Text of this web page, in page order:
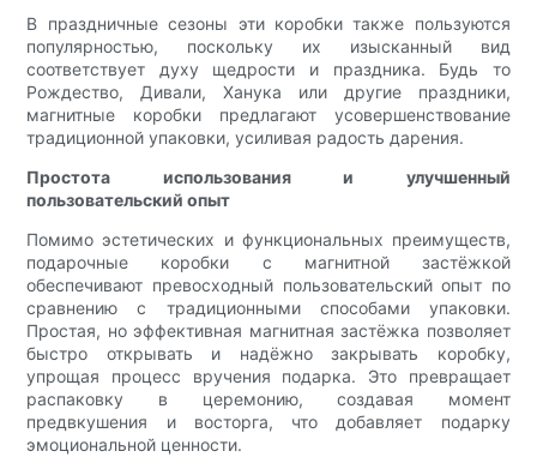
В праздничные сезоны эти коробки также пользуются
популярностью, поскольку их изысканный вид
соответствует духу щедрости и праздника. Будь то
Рождество, Дивали, Ханука или другие праздники,
магнитные коробки предлагают усовершенствование
традиционной упаковки, усиливая радость дарения.
Простота использования и улучшенный
пользовательский опыт
Помимо эстетических и функциональных преимуществ,
подарочные коробки с магнитной застёжкой
обеспечивают превосходный пользовательский опыт по
сравнению с традиционными способами упаковки.
Простая, но эффективная магнитная застёжка позволяет
быстро открывать и надёжно закрывать коробку,
упрощая процесс вручения подарка. Это превращает
распаковку в церемонию, создавая момент
предвкушения и восторга, что добавляет подарку
эмоциональной ценности.